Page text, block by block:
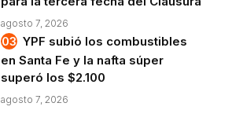
agosto 7, 2026
YPF subió los combustibles
en Santa Fe y la nafta súper
superó los $2.100
agosto 7, 2026